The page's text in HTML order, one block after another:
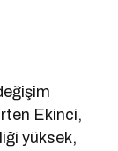
Ekinci,
yüksek,